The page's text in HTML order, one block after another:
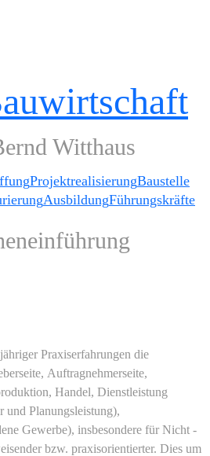
Witthaus
ProjektrealisierungBaustelle
AusbildungFührungskräfte
Praxiserfahrungen die
Auftragnehmerseite,
Handel, Dienstleistung
und Planungsleistung),
Gewerbe), insbesondere für Nicht -
bzw. praxisorientierter. Dies um